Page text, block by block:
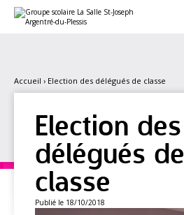
contenu.
personnels
Accueil › Election des délégués de classe
Election des
délégués de
classe
Publié le 18/10/2018